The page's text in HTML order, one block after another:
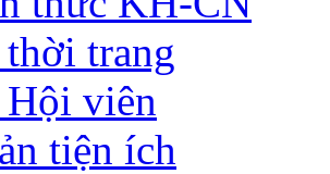
trang
viên
tiện ích